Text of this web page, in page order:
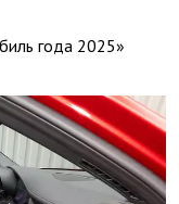
года 2025»